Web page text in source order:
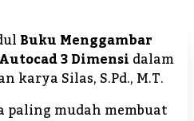
Buku Menggambar
3 Dimensidalam
karya Silas, S.Pd., M.T.
mudah membuat